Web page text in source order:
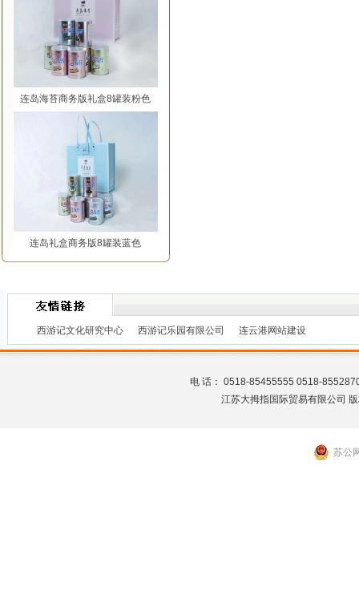
连岛海苔商务版礼盒8罐装粉色
连岛礼盒商务版8罐装蓝色
西游记文化研究中心 西游记乐园有限公司 连云港网站建设
电 话： 0518-85455555 0518-
江苏大拇指国际贸易有限公司
苏公